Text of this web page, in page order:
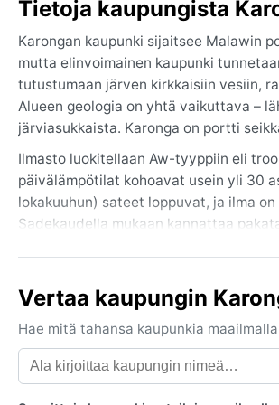
Tietoja kaupungista
Karongan kaupunki sijaitsee Malawin
mutta elinvoimainen kaupunki
tutustumaan järven kirkkaisiin vesiin,
Alueen geologia on yhtä vaikuttava –
järviasukkaista. Karonga on portti
Ilmasto luokitellaan Aw-tyyppiin eli
päivälämpötilat kohoavat usein yli 30
lokakuuhun) sateet loppuvat, ja ilma
Sadekaudella mukaan kannattaa
lämpötila on leuto ja taivas kirkas,
sadekausi, joka saattaa aiheuttaa
läheisyys tuo ajoittain sumuisia
varautuu sateeseen ja helteeseen.
Vertaa kaupungin
Hae mitä tahansa kaupunkia